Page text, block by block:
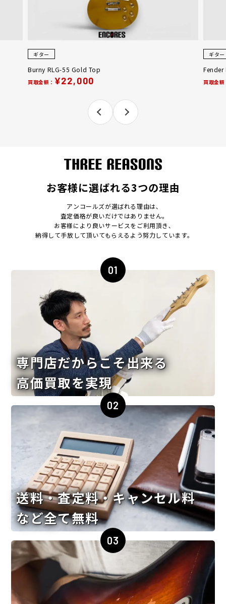
ギター
Burny RLG-55 Gold Top
買取金額： ¥22,000
ギター
Fender
買取金額
お客様に選ばれる3つの理由
アンコールズが選ばれる理由は､
査定価格が良いだけではありません｡
お客様により良いサービスをご利用頂き､
納得して手放して頂いてもらえるよう努力しています｡
01
専門店だからこそ出来る
高価買取を実現
02
送料・査定料・キャンセル料
など全て無料
03